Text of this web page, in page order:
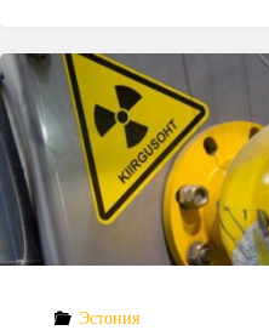
отчуждения
возле
АЭС
«Фукусима-1»
возвращаются
Эстония